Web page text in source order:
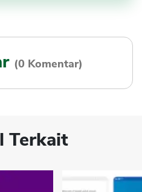
(0 Komentar)
Terkait